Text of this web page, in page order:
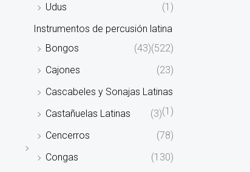
Udus
(1)
Instrumentos de percusión latina
(522)
Bongos
(43)
Cajones
(23)
Cascabeles y Sonajas Latinas
(1)
Castañuelas Latinas
(3)
Cencerros
(78)
Congas
(130)